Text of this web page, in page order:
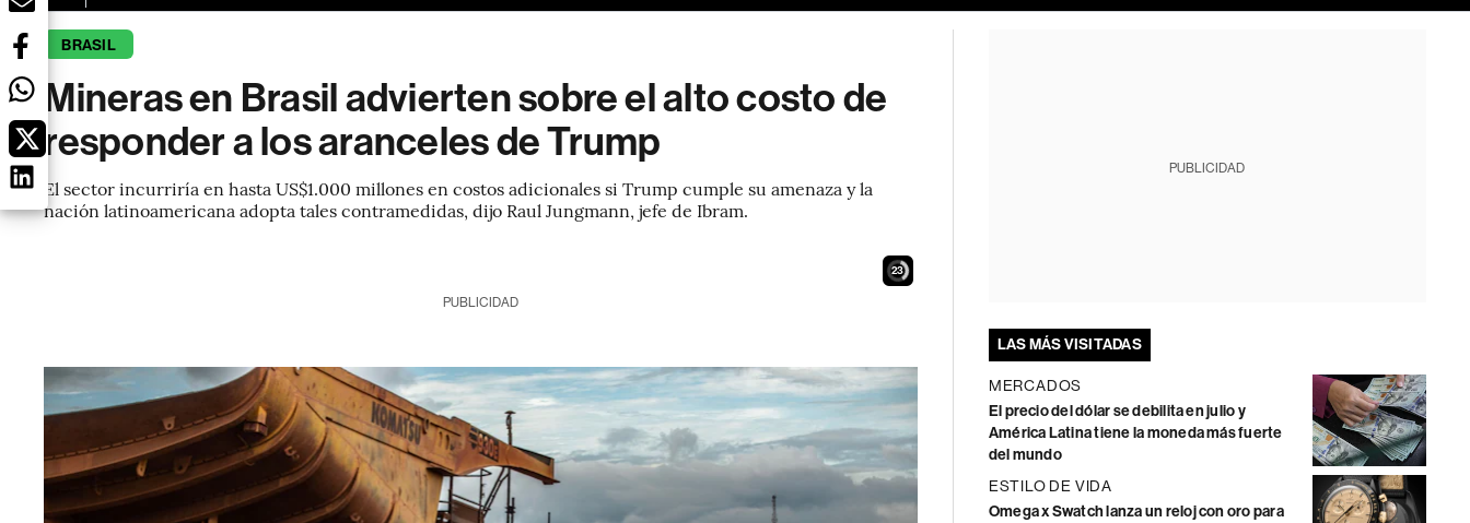
BRASIL
Mineras en Brasil advierten sobre el alto costo de
responder a los aranceles de Trump
El sector incurriría en hasta US$1.000 millones en costos adicionales si Trump cumple su amenaza y la
nación latinoamericana adopta tales contramedidas, dijo Raul Jungmann, jefe de Ibram.
21
PUBLICIDAD
PUBLICIDAD
LAS MÁS VISITADAS
MERCADOS
El precio del dólar se debilita en julio y
América Latina tiene la moneda más fuerte
del mundo
ESTILO DE VIDA
Omega x Swatch lanza un reloj con oro para